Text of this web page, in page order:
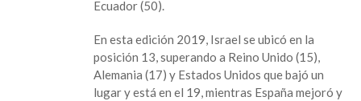
Ecuador (50).
En esta edición 2019, Israel se ubicó en la
posición 13, superando a Reino Unido (15),
Alemania (17) y Estados Unidos que bajó un
lugar y está en el 19, mientras España mejoró y